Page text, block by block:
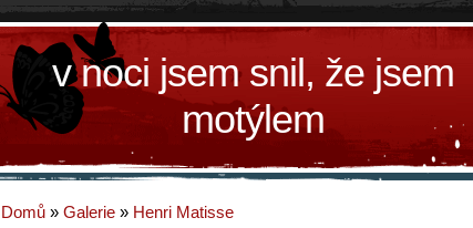
v noci jsem snil, že jsem
motýlem
Domů » Galerie » Henri Matisse